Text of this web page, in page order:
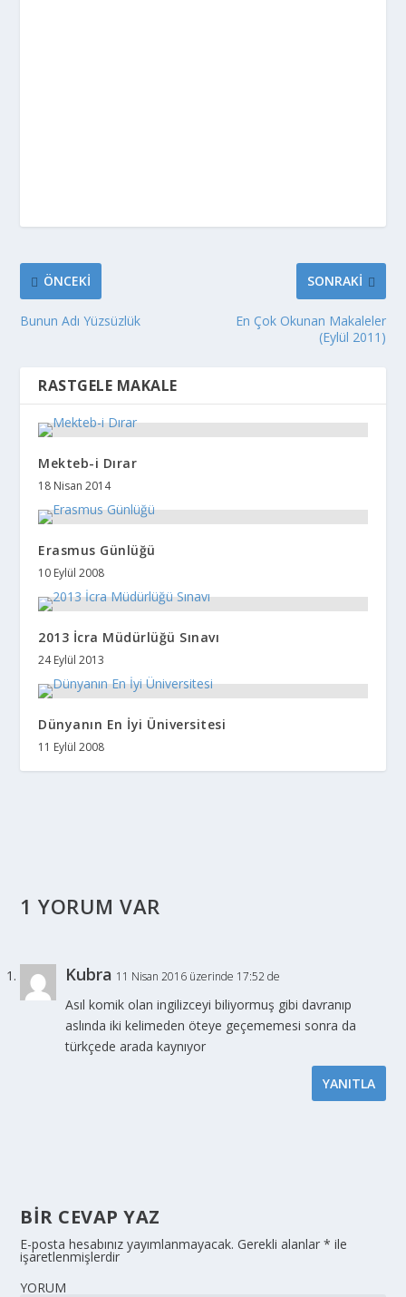
ÖNCEKI
Bunun Adı Yüzsüzlük
SONRAKI
En Çok Okunan Makaleler
(Eylül 2011)
RASTGELE MAKALE
Mekteb-i Dırar
18 Nisan 2014
Erasmus Günlüğü
10 Eylül 2008
2013 İcra Müdürlüğü Sınavı
24 Eylül 2013
Dünyanın En İyi Üniversitesi
11 Eylül 2008
1 YORUM VAR
Kubra 11 Nisan 2016 üzerinde 17:52 de
Asıl komik olan ingilizceyi biliyormuş gibi davranıp
aslında iki kelimeden öteye geçememesi sonra da
türkçede arada kaynıyor
YANITLA
BIR CEVAP YAZ
E-posta hesabınız yayımlanmayacak. Gerekli alanlar* ile
işaretlenmişlerdir
YORUM